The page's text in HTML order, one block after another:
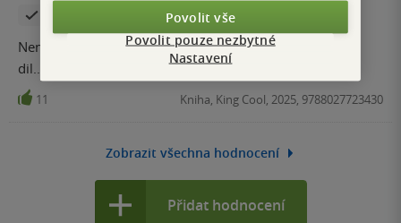
Hodnoceno z aplikace
Nemam slov nejlepsi serie ever... Tesim se na dalsi
dil.............................. ........
11 Kniha, King Cool, 2025, 9788027723430
Zobrazit všechna hodnocení
Přidat hodnocení
Povolit vše
Povolit pouze nezbytné
Nastavení